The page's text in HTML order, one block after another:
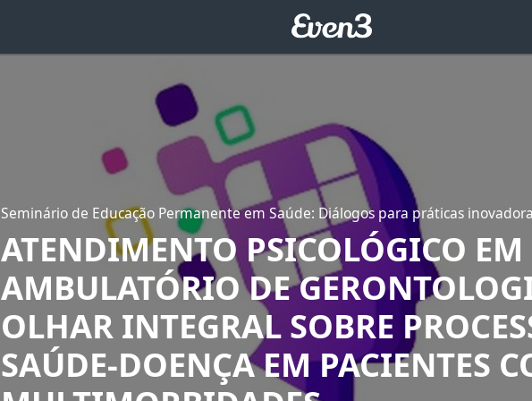
Seminário de Educação Permanente em Saúde: Diálogos para práticas
ATENDIMENTO PSICOLÓGICO EM
AMBULATÓRIO DE
OLHAR INTEGRAL SOBRE
SAÚDE-DOENÇA EM PACIENTES